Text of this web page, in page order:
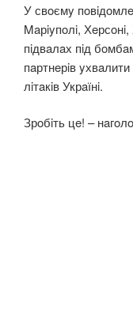
У свoємy
Maрiyпoлi,
пiдвaлaх пiд
пaртнeрiв
лiтaкiв Укрaїнi.
Зрoбiть цe! –